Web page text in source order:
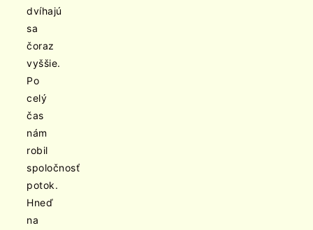
dvíhajú
sa
čoraz
vyššie.
Po
celý
čas
nám
robil
spoločnosť
potok.
Hneď
na